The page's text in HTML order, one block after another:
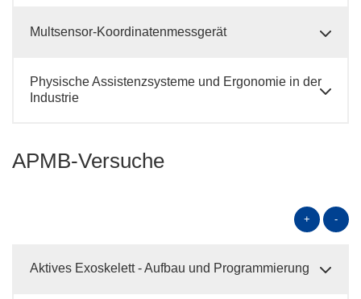
Multsensor-Koordinatenmessgerät
Physische Assistenzsysteme und Ergonomie in der
Industrie
APMB-Versuche
+ -
Aktives Exoskelett - Aufbau und Programmierung